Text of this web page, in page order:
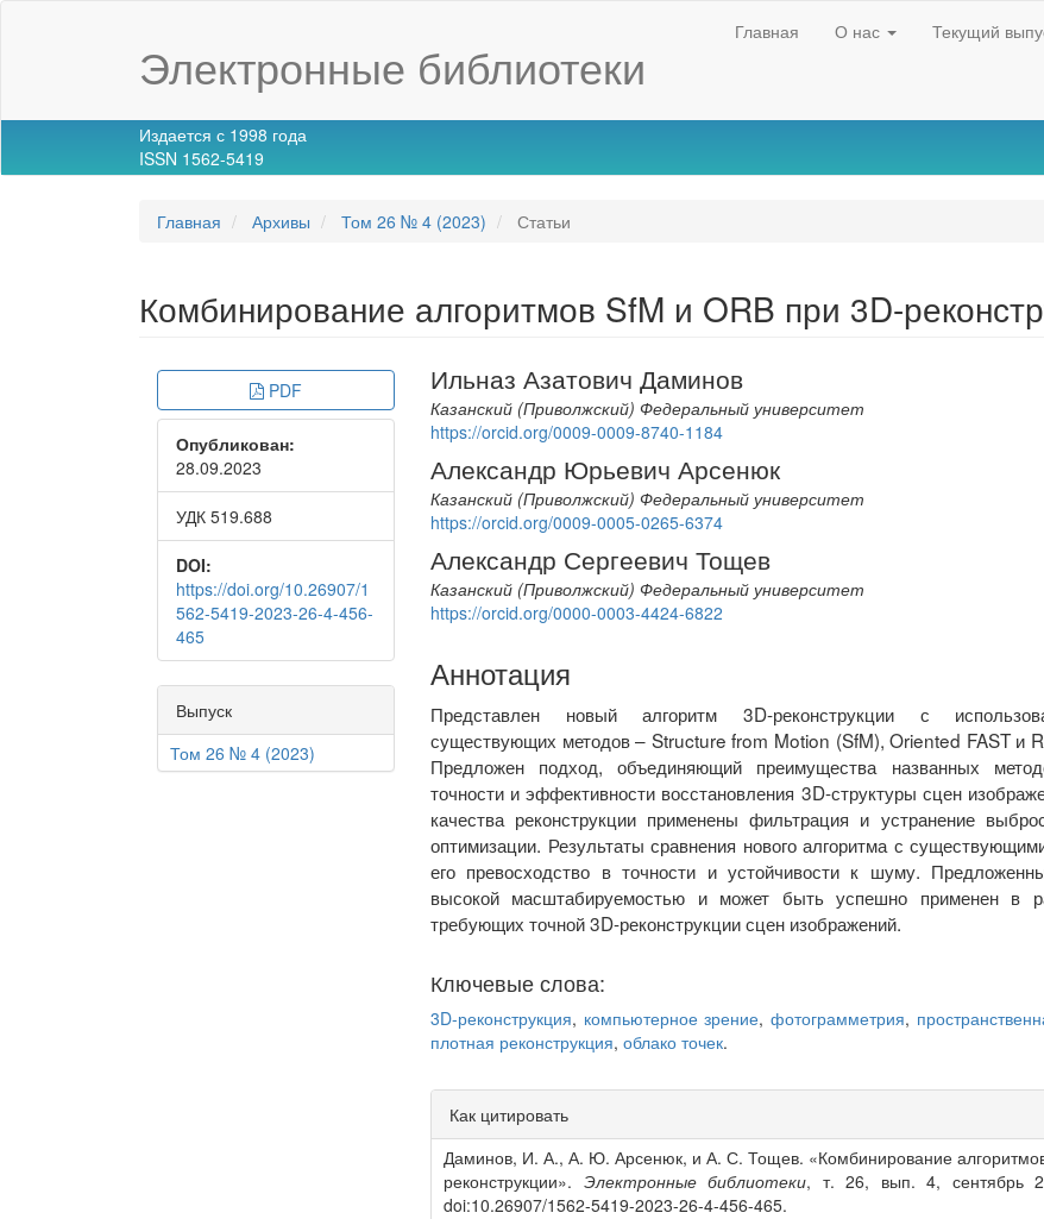
Электронные библиотеки
Главная О нас Текущий
Издается с 1998 года
ISSN 1562-5419
Главная Архивы Том 26 № 4 (2023) Статьи
Комбинирование алгоритмов SfM и ORB при 3D-
Article
Sidebar
PDF
Опубликован:
28.09.2023
УДК 519.688
DOI:
https://doi.org/10.26907/1
562-5419-2023-26-4-456-
465
Выпуск
Том 26 № 4 (2023)
Main
Article
Content
Ильназ Азатович Даминов
Казанский (Приволжский) Федеральный университет
https://orcid.org/0009-0009-8740-1184
Александр Юрьевич Арсенюк
Казанский (Приволжский) Федеральный университет
https://orcid.org/0009-0005-0265-6374
Александр Сергеевич Тощев
Казанский (Приволжский) Федеральный университет
https://orcid.org/0000-0003-4424-6822
Аннотация
Представлен новый алгоритм 3D-реконструкции с
существующих методов – Structure from Motion (SfM), Oriented FAST и
Предложен подход, объединяющий преимущества названных
точности и эффективности восстановления 3D-структуры сцен
качества реконструкции применены фильтрация и устранение
оптимизации. Результаты сравнения нового алгоритма с
его превосходство в точности и устойчивости к шуму.
высокой масштабируемостью и может быть успешно применен в
требующих точной 3D-реконструкции сцен изображений.
Ключевые слова:
3D-реконструкция, компьютерное зрение,фотограмметрия,
плотная реконструкция, облако точек.
Article
Details
Как цитировать
Даминов, И. А., А. Ю. Арсенюк, и А. С. Тощев. «Комбинирование
реконструкции». Электронные библиотеки, т. 26, вып. 4, сентябрь
doi:10.26907/1562-5419-2023-26-4-456-465.